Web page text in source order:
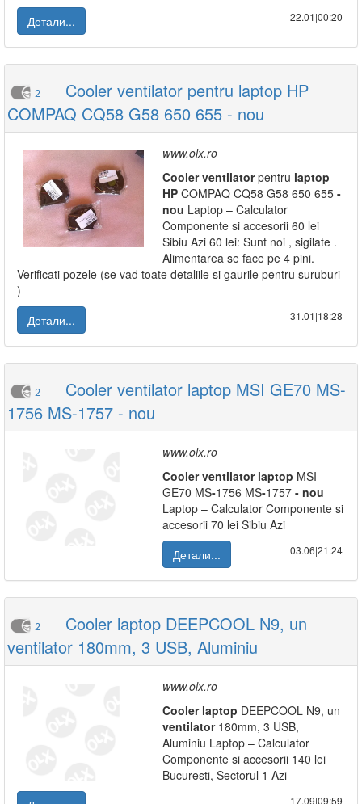
Детали...
22.01|00:20
2
Cooler ventilator pentru laptop HP
COMPAQ CQ58 G58 650 655 - nou
www.olx.ro
Cooler ventilatorpentru laptop
HP COMPAQ CQ58 G58 650 655 -
nou Laptop – Calculator
Componente si accesorii 60 lei
Sibiu Azi 60 lei: Sunt noi , sigilate .
Alimentarea se face pe 4 pini.
Verificati pozele (se vad toate detaliile si gaurile pentru suruburi
)
Детали...
31.01|18:28
2
Cooler ventilator laptop MSI GE70 MS-
1756 MS-1757 - nou
www.olx.ro
Cooler ventilator laptop MSI
GE70 MS-1756 MS-1757 - nou
Laptop – Calculator Componente si
accesorii 70 lei Sibiu Azi
Детали...
03.06|21:24
2
Cooler laptop DEEPCOOL N9, un
ventilator 180mm, 3 USB, Aluminiu
www.olx.ro
Cooler laptop DEEPCOOL N9, un
ventilator180mm, 3 USB,
Aluminiu Laptop – Calculator
Componente si accesorii 140 lei
Bucuresti, Sectorul 1 Azi
17.09|09:59